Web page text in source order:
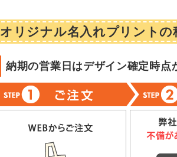
オリジナル名入れプリントの
納期の営業日はデザイン確定時点